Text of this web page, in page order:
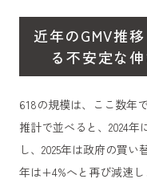
近年のGMV推
る不安定な
618の規模は、ここ数年
推計で並べると、2024
し、2025年は政府の買
年は+4%へと再び減速し